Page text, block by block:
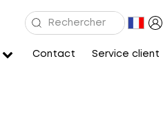
Contact Service client